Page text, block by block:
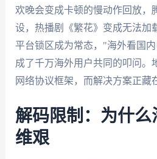
欢晚会变成卡顿的慢动作回放，
设，热播剧《繁花》变成无法加
平台锁区成为常态，"海外看国
成了千万海外用户共同的叩问。
网络协议框架，而解决方案正藏
解码限制：为什么
维艰